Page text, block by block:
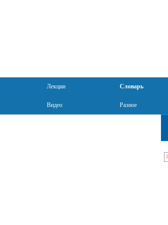
Лекции Словарь
Видео Разное